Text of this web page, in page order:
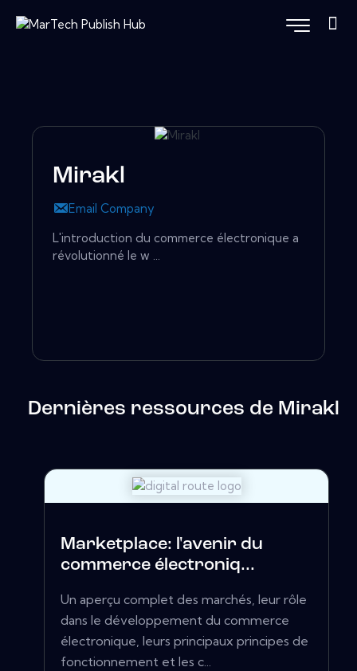
Mirakl
Email Company
L'introduction du commerce électronique a
révolutionné le w ...
Dernières ressources de Mirakl
Marketplace: l'avenir du
commerce électroniq...
Un aperçu complet des marchés, leur rôle
dans le développement du commerce
électronique, leurs principaux principes de
fonctionnement et les c...